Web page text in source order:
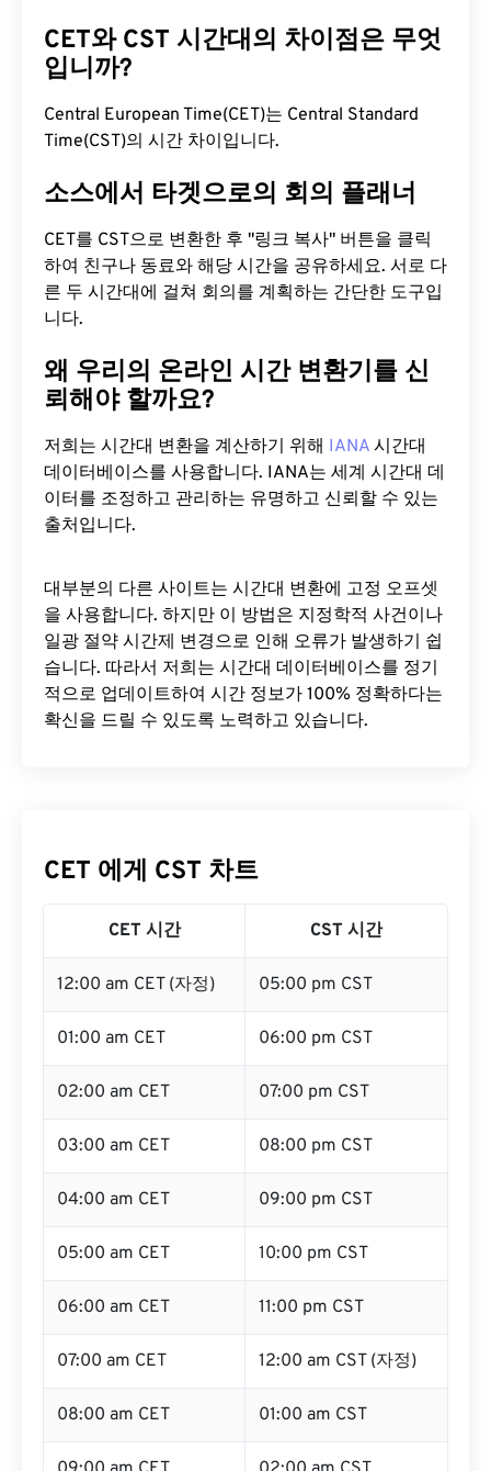
CET와 CST 시간대의 차이점은 무엇
입니까?
Central European Time(CET)는 Central Standard
Time(CST)의 시간 차이입니다.
소스에서 타겟으로의 회의 플래너
CET를 CST으로 변환한 후 "링크 복사" 버튼을 클릭
하여 친구나 동료와 해당 시간을 공유하세요. 서로 다
른 두 시간대에 걸쳐 회의를 계획하는 간단한 도구입
니다.
왜 우리의 온라인 시간 변환기를 신
뢰해야 할까요?
저희는 시간대 변환을 계산하기 위해 IANA 시간대
데이터베이스를 사용합니다. IANA는 세계 시간대 데
이터를 조정하고 관리하는 유명하고 신뢰할 수 있는
출처입니다.
대부분의 다른 사이트는 시간대 변환에 ​​고정 오프셋
을 사용합니다. 하지만 이 방법은 지정학적 사건이나
일광 절약 시간제 변경으로 인해 오류가 발생하기 쉽
습니다. 따라서 저희는 시간대 데이터베이스를 정기
적으로 업데이트하여 시간 정보가 100% 정확하다는
확신을 드릴 수 있도록 노력하고 있습니다.
CET 에게 CST 차트
CET 시간 CST 시간
12:00 am CET (자정) 05:00 pm CST
01:00 am CET 06:00 pm CST
02:00 am CET 07:00 pm CST
03:00 am CET 08:00 pm CST
04:00 am CET 09:00 pm CST
05:00 am CET 10:00 pm CST
06:00 am CET 11:00 pm CST
07:00 am CET 12:00 am CST (자정)
08:00 am CET 01:00 am CST